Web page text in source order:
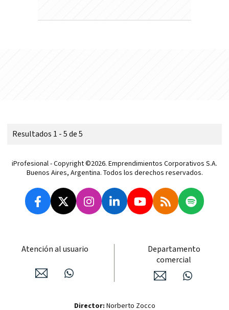
Resultados 1 - 5 de 5
iProfesional - Copyright ©2026. Emprendimientos Corporativos S.A.
Buenos Aires, Argentina. Todos los derechos reservados.
Atención al usuario
Departamento
comercial
Director: Norberto Zocco